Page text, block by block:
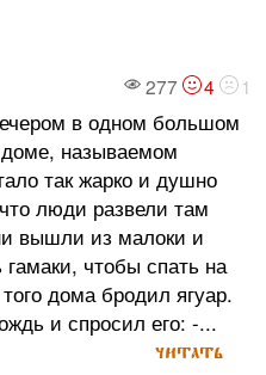
277 4 1
в одном большом
называемом
так жарко и душно
люди развели там
вышли из малоки и
чтобы спать на
дома бродил ягуар.
и спросил его: -...
читать